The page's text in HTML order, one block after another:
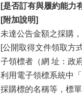
[是否訂有與履約能力
[附加說明]
未達公告金額之採購
[公開取得文件領取方
子領標者（網 址：政
利用電子領標系統中
採購標的名稱等，標